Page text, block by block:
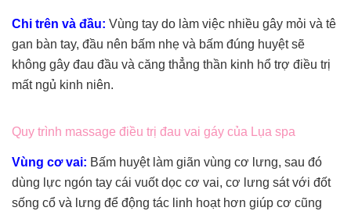
Chi trên và đầu: Vùng tay do làm việc nhiều gây mỏi và tê
gan bàn tay, đầu nên bấm nhẹ và bấm đúng huyệt sẽ
không gây đau đầu và căng thẳng thần kinh hổ trợ điều trị
mất ngủ kinh niên.
Quy trình massage điều trị đau vai gáy của Lụa spa
Vùng cơ vai: Bấm huyệt làm giãn vùng cơ lưng, sau đó
dùng lực ngón tay cái vuốt dọc cơ vai, cơ lưng sát với đốt
sống cổ và lưng để động tác linh hoạt hơn giúp cơ cũng